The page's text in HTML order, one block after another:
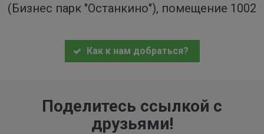
(Бизнес парк "Останкино"), помещение 1002
Как к нам добраться?
Поделитесь ссылкой с
друзьями!